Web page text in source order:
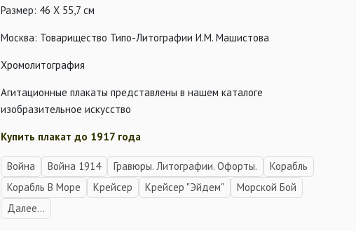
Размер: 46 Х 55,7 см
Москва: Товарищество Типо-Литографии И.М. Машистова
Хромолитография
Агитационные плакаты представлены в нашем каталоге
изобразительное искусство
Купить плакат до 1917 года
Война Война 1914 Гравюры. Литографии. Офорты.
Корабль
Корабль В Море
Крейсер Крейсер "Эйдем"
Морской Бой
Далее...